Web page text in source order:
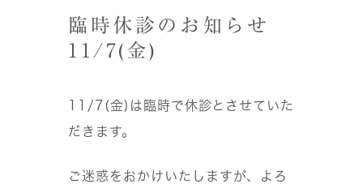
臨時休診のお知らせ
11/7(金)
11/7(金)は臨時で休診とさせていた
だきます。
ご迷惑をおかけいたしますが、よろ